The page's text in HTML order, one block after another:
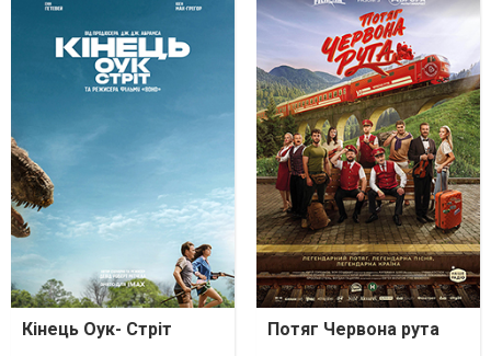
Кінець Оук- Стріт Потяг Червона рута